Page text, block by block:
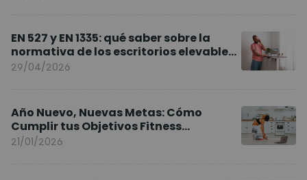
EN 527 y EN 1335: qué saber sobre la
normativa de los escritorios elevables
y sillas ergonómicas
29/04/2026
Año Nuevo, Nuevas Metas: Cómo
Cumplir tus Objetivos Fitness
Entrenando en Casa
21/01/2026